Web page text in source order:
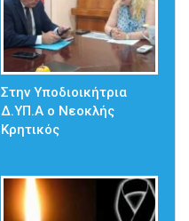
Στην Υποδιοικήτρια
Δ.ΥΠ.Α ο Νεοκλής
Κρητικός